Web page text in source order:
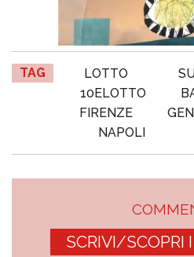
TAG LOTTO
10ELOTTO
FIRENZE
NAPOLI
SCRIVI/SCOPRI